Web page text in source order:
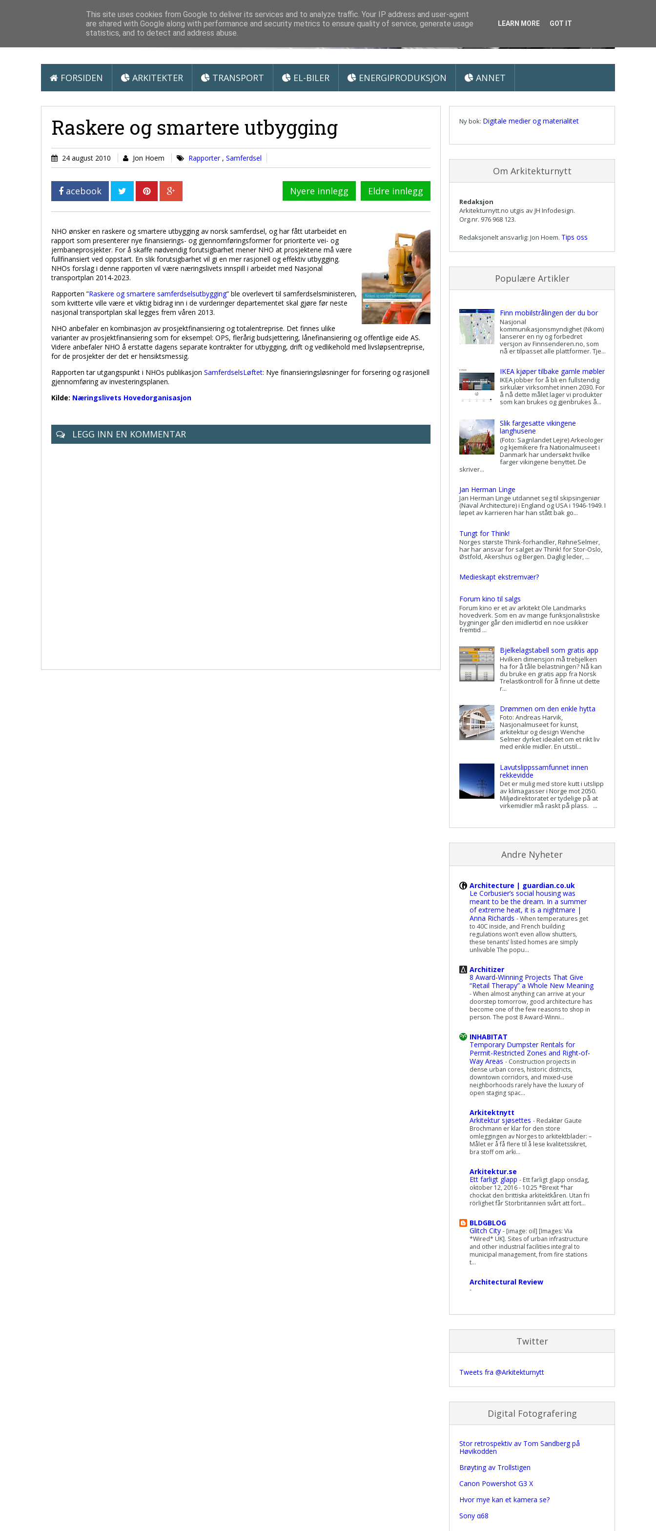
Arkitektur & Miljøteknologi
FORSIDEN ARKITEKTER TRANSPORT EL-BILER ENERGIPRODUKSJON ANNET
Raskere og smartere utbygging
24 august 2010 Jon Hoem Rapporter , Samferdsel
acebook Nyere innlegg Eldre innlegg
NHO ønsker en raskere og smartere utbygging av norsk samferdsel, og har fått utarbeidet en
rapport som presenterer nye finansierings- og gjennomføringsformer for prioriterte vei- og
jernbaneprosjekter. For å skaffe nødvendig forutsigbarhet mener NHO at prosjektene må være
fullfinansiert ved oppstart. En slik forutsigbarhet vil gi en mer rasjonell og effektiv utbygging.
NHOs forslag i denne rapporten vil være næringslivets innspill i arbeidet med Nasjonal
transportplan 2014-2023.
Rapporten ”Raskere og smartere samferdselsutbygging” ble overlevert til samferdselsministeren,
som kvitterte ville være et viktig bidrag inn i de vurderinger departementet skal gjøre før neste
nasjonal transportplan skal legges frem våren 2013.
NHO anbefaler en kombinasjon av prosjektfinansiering og totalentreprise. Det finnes ulike
varianter av prosjektfinansiering som for eksempel: OPS, flerårig budsjettering, lånefinansiering og offentlige eide AS.
Videre anbefaler NHO å erstatte dagens separate kontrakter for utbygging, drift og vedlikehold med livsløpsentreprise,
for de prosjekter der det er hensiktsmessig.
Rapporten tar utgangspunkt i NHOs publikasjon SamferdselsLøftet: Nye finansieringsløsninger for forsering og rasjonell
gjennomføring av investeringsplanen.
Kilde: Næringslivets Hovedorganisasjon
LEGG INN EN KOMMENTAR
Ny bok: Digitale medier og materialitet
Om Arkitekturnytt
Redaksjon
Arkitekturnytt.no utgis av JH Infodesign.
Org.nr. 976 968 123.
Redaksjonelt ansvarlig: Jon Hoem. Tips oss
Populære Artikler
Finn mobilstrålingen der du bor
Nasjonal
kommunikasjonsmyndighet (Nkom)
lanserer en ny og forbedret
versjon av Finnsenderen.no, som
nå er tilpasset alle plattformer. Tje...
IKEA kjøper tilbake gamle møbler
IKEA jobber for å bli en fullstendig
sirkulær virksomhet innen 2030. For
å nå dette målet lager vi produkter
som kan brukes og gjenbrukes å...
Slik fargesatte vikingene
langhusene
(Foto: Sagnlandet Lejre) Arkeologer
og kjemikere fra Nationalmuseet i
Danmark har undersøkt hvilke
farger vikingene benyttet. De
skriver...
Jan Herman Linge
Jan Herman Linge utdannet seg til skipsingeniør
(Naval Architecture) i England og USA i 1946-1949. I
løpet av karrieren har han stått bak go...
Tungt for Think!
Norges største Think-forhandler, RøhneSelmer,
har har ansvar for salget av Think! for Stor-Oslo,
Østfold, Akershus og Bergen. Daglig leder, ...
Medieskapt ekstremvær?
Forum kino til salgs
Forum kino er et av arkitekt Ole Landmarks
hovedverk. Som en av mange funksjonalistiske
bygninger går den imidlertid en noe usikker
fremtid ...
Bjelkelagstabell som gratis app
Hvilken dimensjon må trebjelken
ha for å tåle belastningen? Nå kan
du bruke en gratis app fra Norsk
Trelastkontroll for å finne ut dette
r...
Drømmen om den enkle hytta
Foto: Andreas Harvik,
Nasjonalmuseet for kunst,
arkitektur og design Wenche
Selmer dyrket idealet om et rikt liv
med enkle midler. En utstil...
Lavutslippssamfunnet innen
rekkevidde
Det er mulig med store kutt i utslipp
av klimagasser i Norge mot 2050.
Miljødirektoratet er tydelige på at
virkemidler må raskt på plass. ...
Andre Nyheter
Architecture | guardian.co.uk
Le Corbusier’s social housing was
meant to be the dream. In a summer
of extreme heat, it is a nightmare |
Anna Richards -When temperatures get
to 40C inside, and French building
regulations won’t even allow shutters,
these tenants’ listed homes are simply
unlivable The popu...
Architizer
8 Award-Winning Projects That Give
“Retail Therapy” a Whole New Meaning
-When almost anything can arrive at your
doorstep tomorrow, good architecture has
become one of the few reasons to shop in
person. The post 8 Award-Winni...
INHABITAT
Temporary Dumpster Rentals for
Permit-Restricted Zones and Right-of-
Way Areas - Construction projects in
dense urban cores, historic districts,
downtown corridors, and mixed-use
neighborhoods rarely have the luxury of
open staging spac...
Arkitektnytt
Arkitektur sjøsettes - Redaktør Gaute
Brochmann er klar for den store
omleggingen av Norges to arkitektblader: –
Målet er å få flere til å lese kvalitetssikret,
bra stoff om arki...
Arkitektur.se
Ett farligt glapp - Ett farligt glapp onsdag,
oktober 12, 2016 - 10:25 *Brexit *har
chockat den brittiska arkitektkåren. Utan fri
rörlighet får Storbritannien svårt att fort...
BLDGBLOG
Glitch City - [image: oil] [Images: Via
*Wired* UK]. Sites of urban infrastructure
and other industrial facilities integral to
municipal management, from fire stations
t...
Architectural Review
-
Twitter
Tweets fra @Arkitekturnytt
Digital Fotografering
Stor retrospektiv av Tom Sandberg på
Høvikodden
Brøyting av Trollstigen
Canon Powershot G3 X
Hvor mye kan et kamera se?
Sony α68
This site uses cookies from Google to deliver its services and to analyze traffic. Your IP address and user-agent
are shared with Google along with performance and security metrics to ensure quality of service, generate usage
statistics, and to detect and address abuse.
LEARN MORE GOT IT